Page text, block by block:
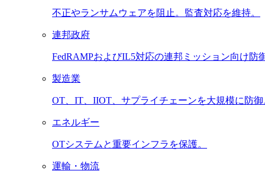
不正やランサムウェアを阻止。監査対応を維持。
連邦政府
FedRAMPおよびIL5対応の連邦ミッション向け防
製造業
OT、IT、IIOT、サプライチェーンを大規模に防御
エネルギー
OTシステムと重要インフラを保護。
運輸・物流